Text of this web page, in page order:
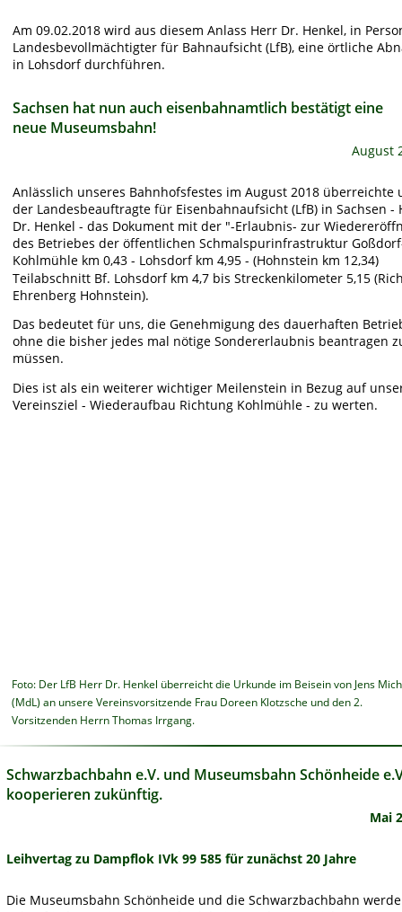
Am 09.02.2018 wird aus diesem Anlass Herr Dr. Henkel, in
Landesbevollmächtigter für Bahnaufsicht (LfB), eine örtliche
in Lohsdorf durchführen.
Sachsen hat nun auch eisenbahnamtlich bestätigt eine
neue Museumsbahn!
August
Anlässlich unseres Bahnhofsfestes im August 2018 überreichte
der Landesbeauftragte für Eisenbahnaufsicht (LfB) in Sachsen -
Dr. Henkel - das Dokument mit der "-Erlaubnis- zur
des Betriebes der öffentlichen Schmalspurinfrastruktur
Kohlmühle km 0,43 - Lohsdorf km 4,95 - (Hohnstein km 12,34)
Teilabschnitt Bf. Lohsdorf km 4,7 bis Streckenkilometer 5,15
Ehrenberg Hohnstein).
Das bedeutet für uns, die Genehmigung des dauerhaften
ohne die bisher jedes mal nötige Sondererlaubnis beantragen
müssen.
Dies ist als ein weiterer wichtiger Meilenstein in Bezug auf
Vereinsziel - Wiederaufbau Richtung Kohlmühle - zu werten.
Foto: Der LfB Herr Dr. Henkel überreicht die Urkunde im Beisein von Jens
(MdL) an unsere Vereinsvorsitzende Frau Doreen Klotzsche und den 2.
Vorsitzenden Herrn Thomas Irrgang.
Schwarzbachbahn e.V. und Museumsbahn Schönheide
kooperieren zukünftig.
Mai
Leihvertag zu Dampflok IVk 99 585 für zunächst 20 Jahre
Die Museumsbahn Schönheide und die Schwarzbachbahn